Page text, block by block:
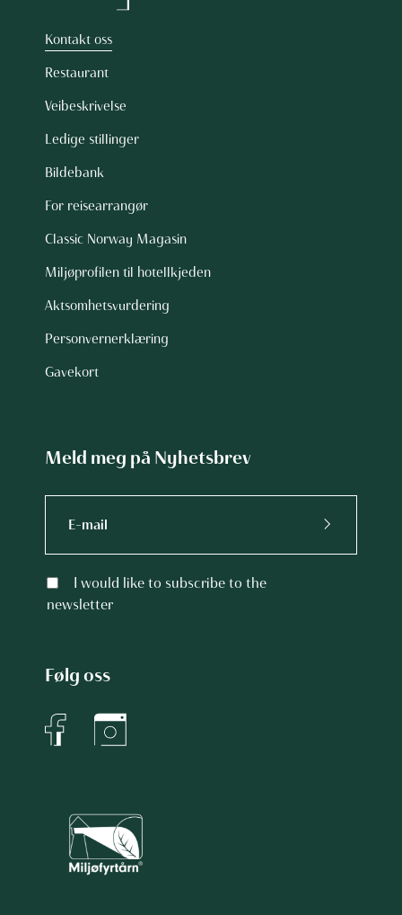
Kontakt oss
Restaurant
Veibeskrivelse
Ledige stillinger
Bildebank
For reisearrangør
Classic Norway Magasin
Miljøprofilen til hotellkjeden
Aktsomhetsvurdering
Personvernerklæring
Gavekort
Meld meg på Nyhetsbrev
I would like to subscribe to the
newsletter
Følg oss